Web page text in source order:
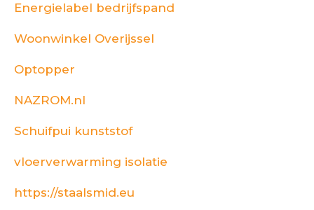
Energielabel bedrijfspand
Woonwinkel Overijssel
Optopper
NAZROM.nl
Schuifpui kunststof
vloerverwarming isolatie
https://staalsmid.eu